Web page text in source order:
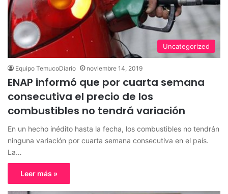
Uncategorized
Equipo TemucoDiario noviembre 14, 2019
ENAP informó que por cuarta semana
consecutiva el precio de los
combustibles no tendrá variación
En un hecho inédito hasta la fecha, los combustibles no tendrán
ninguna variación por cuarta semana consecutiva en el país.
La…
Leer más »